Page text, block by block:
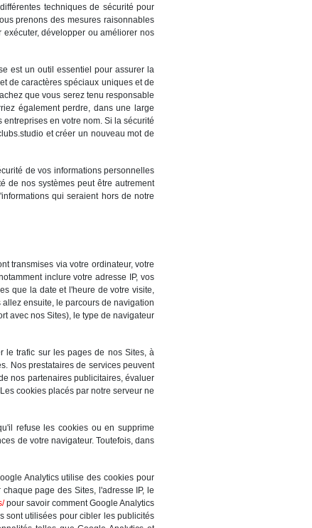
techniques de sécurité pour
prenons des mesures raisonnables
développer ou améliorer nos
est un outil essentiel pour assurer la
de caractères spéciaux uniques et de
que vous serez tenu responsable
également perdre, dans une large
en votre nom. Si la sécurité
et créer un nouveau mot de
de vos informations personnelles
de nos systèmes peut être autrement
qui seraient hors de notre
transmises via votre ordinateur, votre
inclure votre adresse IP, vos
que la date et l'heure de votre visite,
ensuite, le parcours de navigation
avec nos Sites), le type de navigateur
le trafic sur les pages de nos Sites, à
Nos prestataires de services peuvent
nos partenaires publicitaires, évaluer
cookies placés par notre serveur ne
refuse les cookies ou en supprime
de votre navigateur. Toutefois, dans
Analytics utilise des cookies pour
page des Sites, l'adresse IP, le
pour savoir comment Google Analytics
sont utilisées pour cibler les publicités